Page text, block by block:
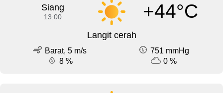
Siang
13:00 +44°C
Langit cerah
Barat, 5 m/s
751 mmHg
8 %
0 %